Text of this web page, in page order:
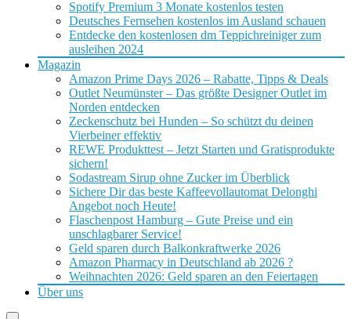
Spotify Premium 3 Monate kostenlos testen
Deutsches Fernsehen kostenlos im Ausland schauen
Entdecke den kostenlosen dm Teppichreiniger zum
ausleihen 2024
Magazin
Amazon Prime Days 2026 – Rabatte, Tipps & Deals
Outlet Neumünster – Das größte Designer Outlet im
Norden entdecken
Zeckenschutz bei Hunden – So schützt du deinen
Vierbeiner effektiv
REWE Produkttest – Jetzt Starten und Gratisprodukte
sichern!
Sodastream Sirup ohne Zucker im Überblick
Sichere Dir das beste Kaffeevollautomat Delonghi
Angebot noch Heute!
Flaschenpost Hamburg – Gute Preise und ein
unschlagbarer Service!
Geld sparen durch Balkonkraftwerke 2026
Amazon Pharmacy in Deutschland ab 2026 ?
Weihnachten 2026: Geld sparen an den Feiertagen
Über uns